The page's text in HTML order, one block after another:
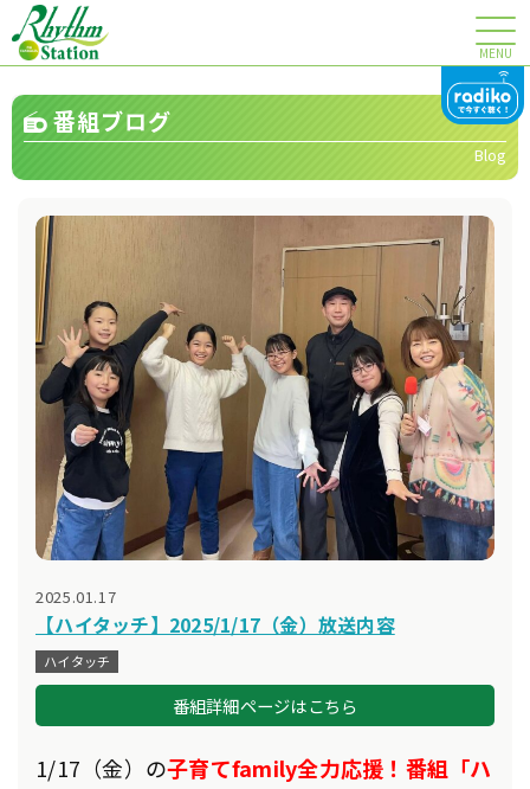
MENU
番組ブログ
Blog
2025.01.17
【ハイタッチ】2025/1/17（金）放送内容
ハイタッチ
番組詳細ページはこちら
1/17（金）の子育てfamily全力応援！番組「ハ